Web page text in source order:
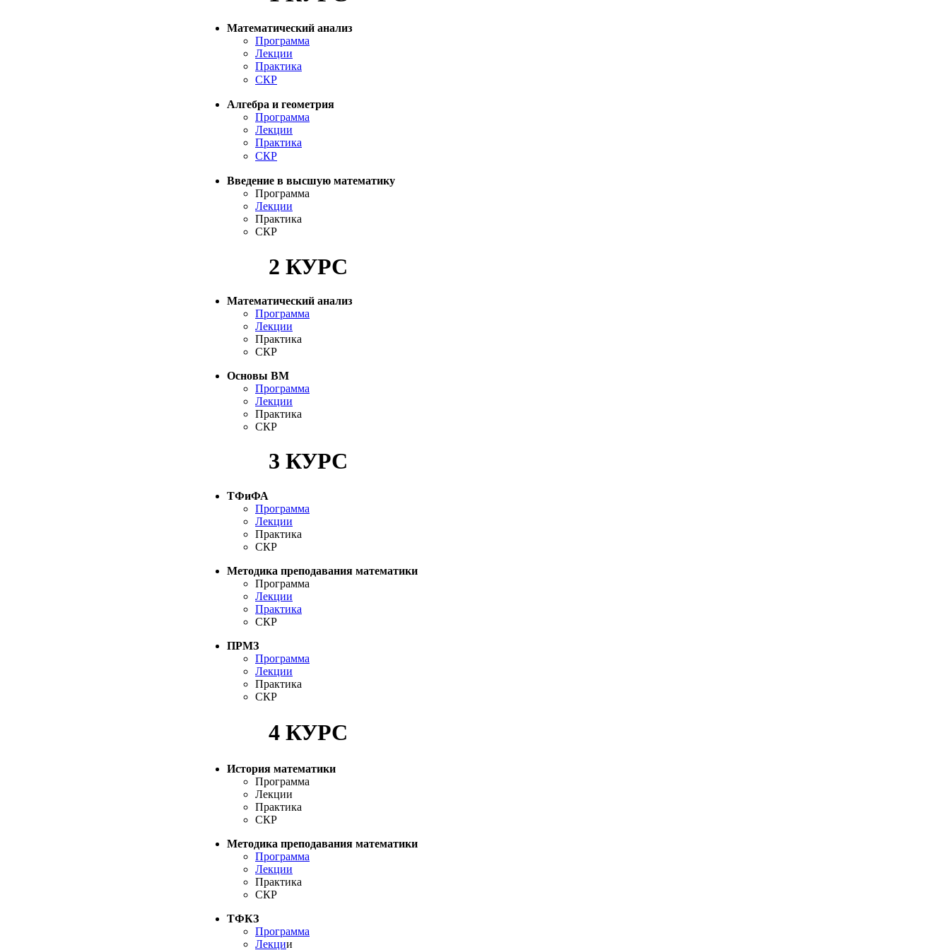
Математический анализ
Программа
Лекции
Практика
СКР
Алгебра и геометрия
Программа
Лекции
Практика
СКР
Введение в высшую математику
Программа
Лекции
Практика
СКР
2 КУРС
Математический анализ
Программа
Лекции
Практика
СКР
Основы ВМ
Программа
Лекции
Практика
СКР
3 КУРС
ТФиФА
Программа
Лекции
Практика
СКР
Методика преподавания математики
Программа
Лекции
Практика
СКР
ПРМЗ
Программа
Лекции
Практика
СКР
4 КУРС
История математики
Программа
Лекции
Практика
СКР
Методика преподавания математики
Программа
Лекции
Практика
СКР
ТФКЗ
Программа
Лекции